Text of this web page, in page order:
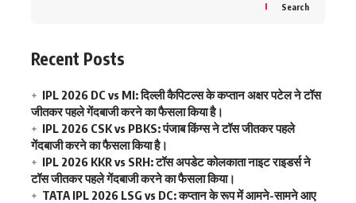
Search
Recent Posts
IPL 2026 DC vs MI: दिल्ली कैपिटल्स के कप्तान अक्षर पटेल ने टॉस
जीतकर पहले गेंदबाजी करने का फैसला किया है।
IPL 2026 CSK vs PBKS: पंजाब किंग्स ने टॉस जीतकर पहले
गेंदबाजी करने का फैसला किया है।
IPL 2026 KKR vs SRH: टॉस अपडेट कोलकाता नाइट राइडर्स ने
टॉस जीतकर पहले गेंदबाजी करने का फैसला किया।
TATA IPL 2026 LSG vs DC: कप्तान के रूप में आमने-सामने आए